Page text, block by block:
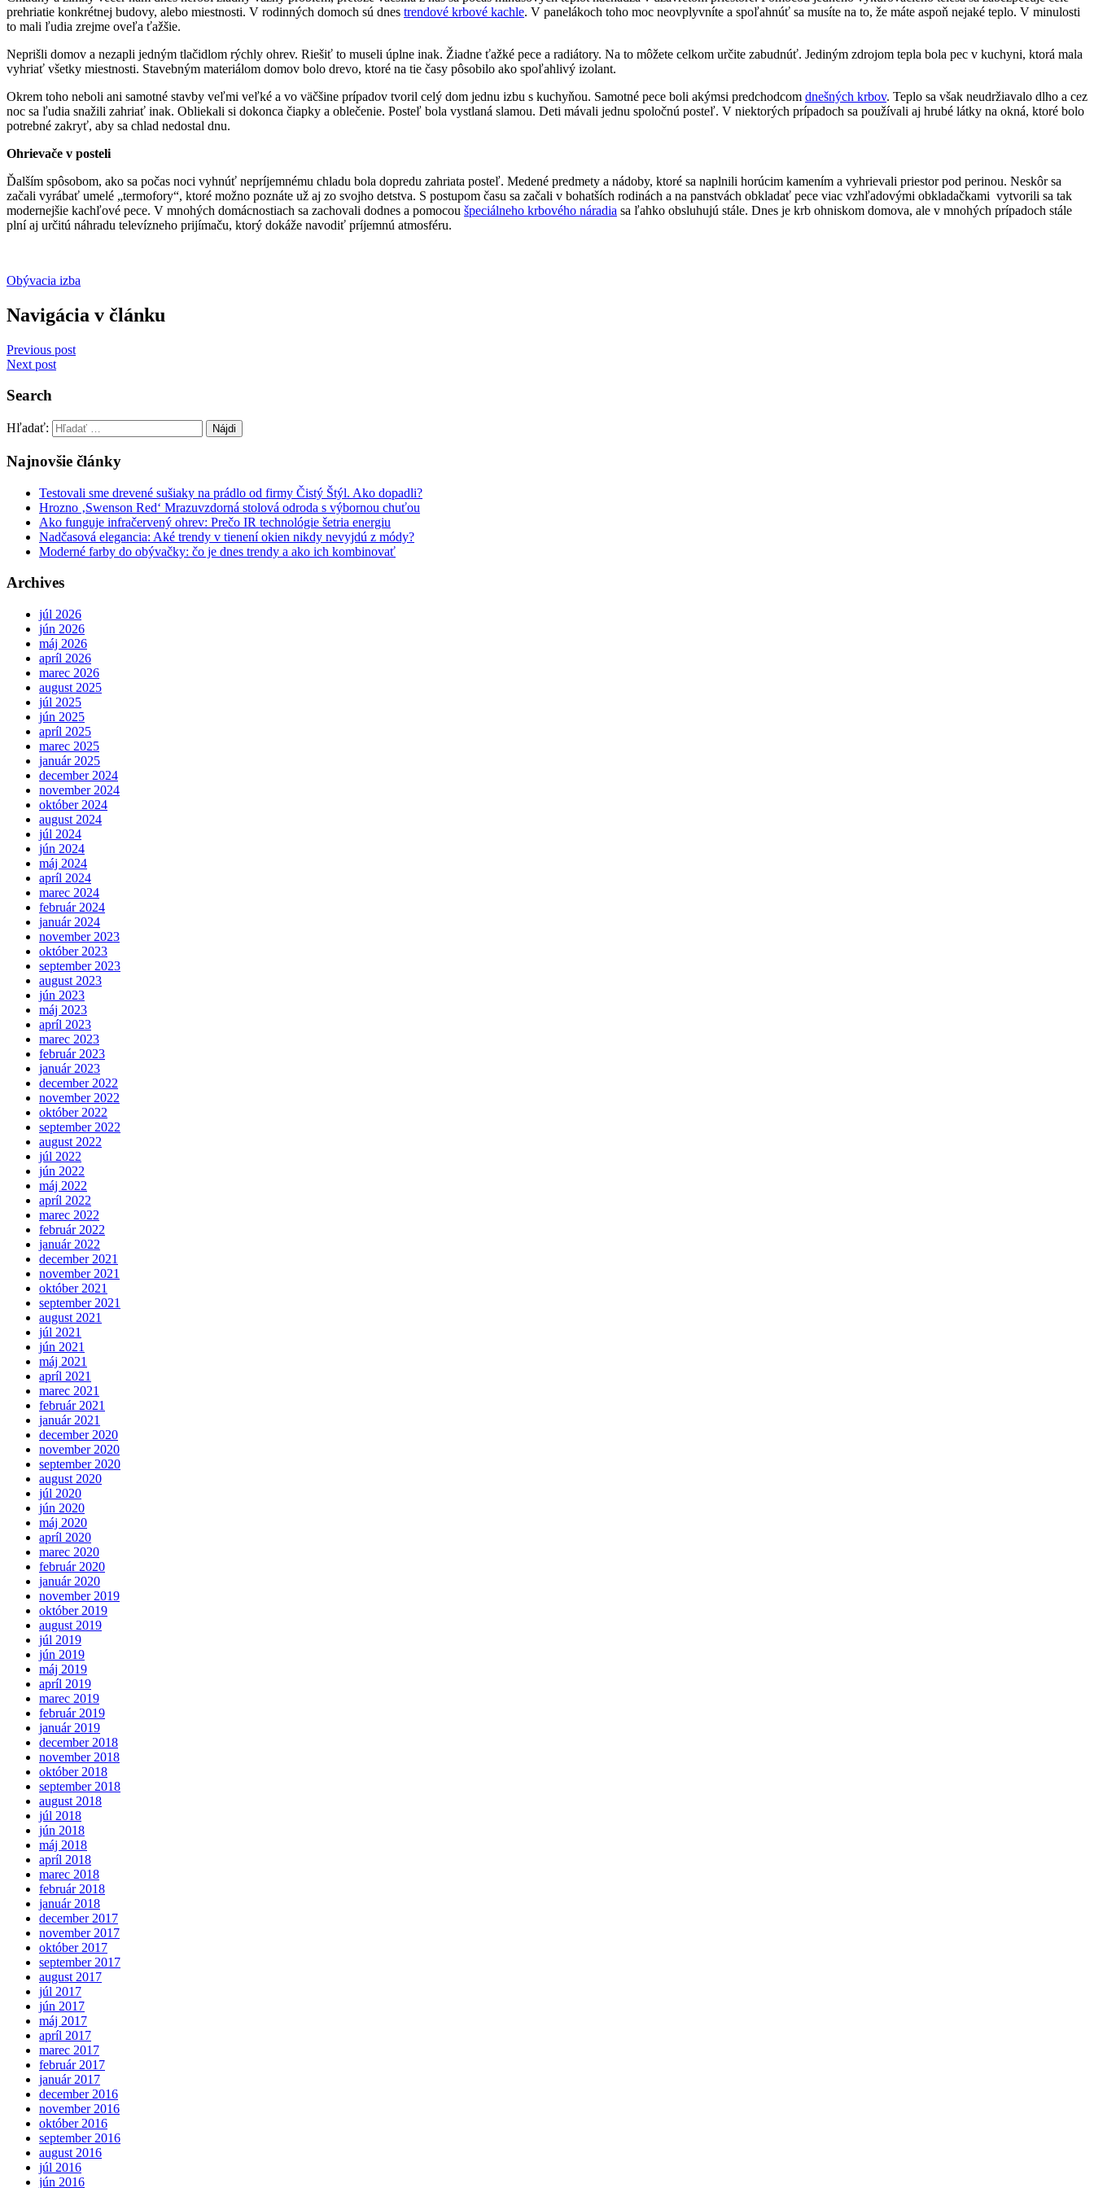
prehriatie konkrétnej budovy, alebo miestnosti. V rodinných domoch sú dnes trendové krbové kachle. V panelákoch toho moc neovplyvníte a spoľahnúť sa musíte na to, že máte aspoň nejaké teplo. V minulosti
to mali ľudia zrejme oveľa ťažšie.
Neprišli domov a nezapli jedným tlačidlom rýchly ohrev. Riešiť to museli úplne inak. Žiadne ťažké pece a radiátory. Na to môžete celkom určite zabudnúť. Jediným zdrojom tepla bola pec v kuchyni, ktorá mala
vyhriať všetky miestnosti. Stavebným materiálom domov bolo drevo, ktoré na tie časy pôsobilo ako spoľahlivý izolant.
Okrem toho neboli ani samotné stavby veľmi veľké a vo väčšine prípadov tvoril celý dom jednu izbu s kuchyňou. Samotné pece boli akýmsi predchodcom dnešných krbov. Teplo sa však neudržiavalo dlho a cez
noc sa ľudia snažili zahriať inak. Obliekali si dokonca čiapky a oblečenie. Posteľ bola vystlaná slamou. Deti mávali jednu spoločnú posteľ. V niektorých prípadoch sa používali aj hrubé látky na okná, ktoré bolo
potrebné zakryť, aby sa chlad nedostal dnu.
Ohrievače v posteli
Ďalším spôsobom, ako sa počas noci vyhnúť nepríjemnému chladu bola dopredu zahriata posteľ. Medené predmety a nádoby, ktoré sa naplnili horúcim kamením a vyhrievali priestor pod perinou. Neskôr sa
začali vyrábať umelé „termofory“, ktoré možno poznáte už aj zo svojho detstva. S postupom času sa začali v bohatších rodinách a na panstvách obkladať pece viac vzhľadovými obkladačkami vytvorili sa tak
modernejšie kachľové pece. V mnohých domácnostiach sa zachovali dodnes a pomocou špeciálneho krbového náradia sa ľahko obsluhujú stále. Dnes je krb ohniskom domova, ale v mnohých prípadoch stále
plní aj určitú náhradu televízneho prijímaču, ktorý dokáže navodiť príjemnú atmosféru.
Obývacia izba
Navigácia v článku
Previous post
Next post
Search
Hľadať:
Najnovšie články
Testovali sme drevené sušiaky na prádlo od firmy Čistý Štýl. Ako dopadli?
Hrozno ‚Swenson Red‘ Mrazuvzdorná stolová odroda s výbornou chuťou
Ako funguje infračervený ohrev: Prečo IR technológie šetria energiu
Nadčasová elegancia: Aké trendy v tienení okien nikdy nevyjdú z módy?
Moderné farby do obývačky: čo je dnes trendy a ako ich kombinovať
Archives
júl 2026
jún 2026
máj 2026
apríl 2026
marec 2026
august 2025
júl 2025
jún 2025
apríl 2025
marec 2025
január 2025
december 2024
november 2024
október 2024
august 2024
júl 2024
jún 2024
máj 2024
apríl 2024
marec 2024
február 2024
január 2024
november 2023
október 2023
september 2023
august 2023
jún 2023
máj 2023
apríl 2023
marec 2023
február 2023
január 2023
december 2022
november 2022
október 2022
september 2022
august 2022
júl 2022
jún 2022
máj 2022
apríl 2022
marec 2022
február 2022
január 2022
december 2021
november 2021
október 2021
september 2021
august 2021
júl 2021
jún 2021
máj 2021
apríl 2021
marec 2021
február 2021
január 2021
december 2020
november 2020
september 2020
august 2020
júl 2020
jún 2020
máj 2020
apríl 2020
marec 2020
február 2020
január 2020
november 2019
október 2019
august 2019
júl 2019
jún 2019
máj 2019
apríl 2019
marec 2019
február 2019
január 2019
december 2018
november 2018
október 2018
september 2018
august 2018
júl 2018
jún 2018
máj 2018
apríl 2018
marec 2018
február 2018
január 2018
december 2017
november 2017
október 2017
september 2017
august 2017
júl 2017
jún 2017
máj 2017
apríl 2017
marec 2017
február 2017
január 2017
december 2016
november 2016
október 2016
september 2016
august 2016
júl 2016
jún 2016